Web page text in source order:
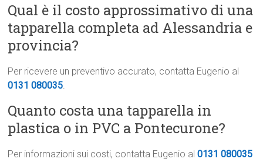
Qual è il costo approssimativo di una
tapparella completa ad Alessandria e
provincia?
Per ricevere un preventivo accurato, contatta Eugenio al
0131 080035.
Quanto costa una tapparella in
plastica o in PVC a Pontecurone?
Per informazioni sui costi, contatta Eugenio al0131 080035